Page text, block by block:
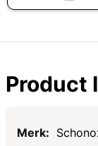
Product
Specificaties